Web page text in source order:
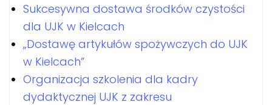
Sukcesywna dostawa środków czystości
dla UJK w Kielcach
„Dostawę artykułów spożywczych do UJK
w Kielcach”
Organizacja szkolenia dla kadry
dydaktycznej UJK z zakresu